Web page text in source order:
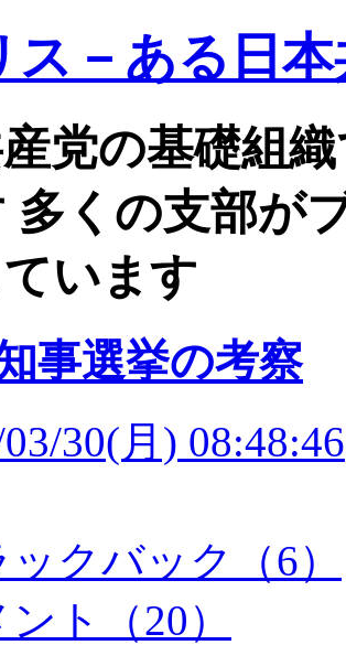
ス－ある日
産党の基礎組
多くの支部が
います
事選挙の考察
30(月) 08:48:46
ックバック（6）
ト（20）